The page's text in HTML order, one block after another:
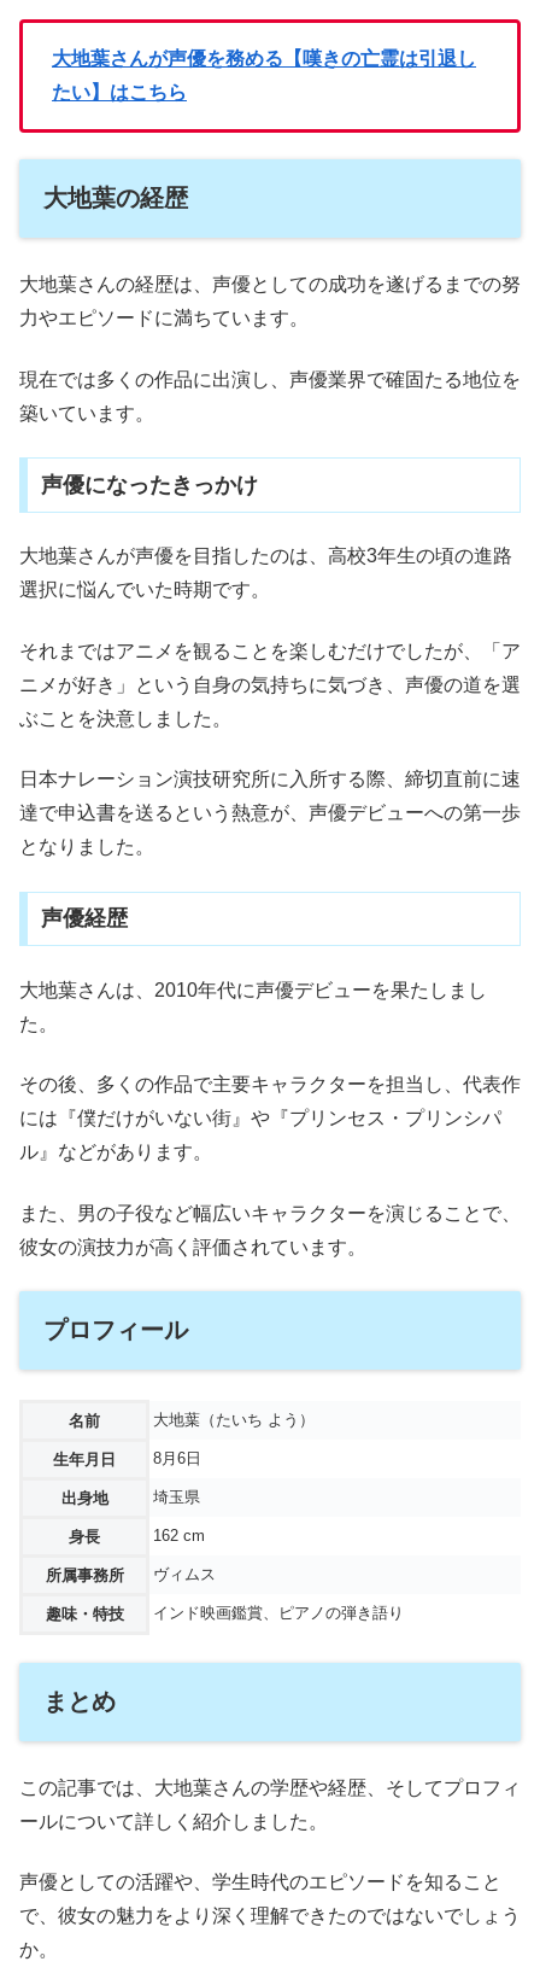
大地葉さんが声優を務める【嘆きの亡霊は引退し
たい】はこちら
大地葉の経歴
大地葉さんの経歴は、声優としての成功を遂げるまでの努
力やエピソードに満ちています。
現在では多くの作品に出演し、声優業界で確固たる地位を
築いています。
声優になったきっかけ
大地葉さんが声優を目指したのは、高校3年生の頃の進路
選択に悩んでいた時期です。
それまではアニメを観ることを楽しむだけでしたが、「ア
ニメが好き」という自身の気持ちに気づき、声優の道を選
ぶことを決意しました。
日本ナレーション演技研究所に入所する際、締切直前に速
達で申込書を送るという熱意が、声優デビューへの第一歩
となりました。
声優経歴
大地葉さんは、2010年代に声優デビューを果たしまし
た。
その後、多くの作品で主要キャラクターを担当し、代表作
には『僕だけがいない街』や『プリンセス・プリンシパ
ル』などがあります。
また、男の子役など幅広いキャラクターを演じることで、
彼女の演技力が高く評価されています。
プロフィール
名前 大地葉（たいち よう）
生年月日 8月6日
出身地 埼玉県
身長 162 cm
所属事務所 ヴィムス
趣味・特技 インド映画鑑賞、ピアノの弾き語り
まとめ
この記事では、大地葉さんの学歴や経歴、そしてプロフィ
ールについて詳しく紹介しました。
声優としての活躍や、学生時代のエピソードを知ること
で、彼女の魅力をより深く理解できたのではないでしょう
か。